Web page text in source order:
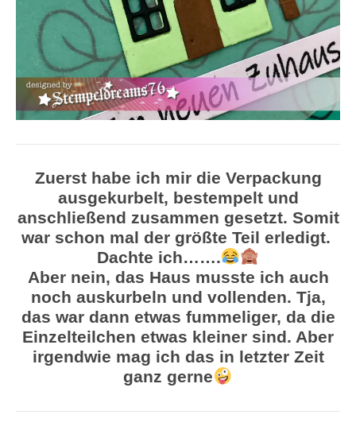
Zuerst habe ich mir die Verpackung
ausgekurbelt, bestempelt und
anschließend zusammen gesetzt. Somit
war schon mal der größte Teil erledigt.
Dachte ich…….
Aber nein, das Haus musste ich auch
noch auskurbeln und vollenden. Tja,
das war dann etwas fummeliger, da die
Einzelteilchen etwas kleiner sind. Aber
irgendwie mag ich das in letzter Zeit
ganz gerne